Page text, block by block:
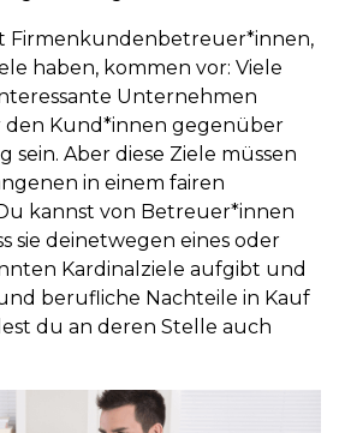
Firmenkundenbetreuer*innen,
haben, kommen vor: Viele
Unternehmen
Kund*innen gegenüber
Aber diese Ziele müssen
in einem fairen
kannst von Betreuer*innen
sie deinetwegen eines oder
Kardinalziele aufgibt und
berufliche Nachteile in Kauf
du an deren Stelle auch